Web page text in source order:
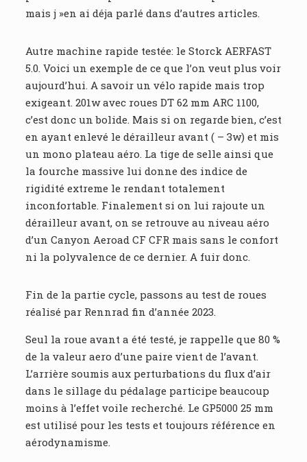
mais j »en ai déja parlé dans d’autres articles.
Autre machine rapide testée: le Storck AERFAST
5.0. Voici un exemple de ce que l’on veut plus voir
aujourd’hui. A savoir un vélo rapide mais trop
exigeant. 201w avec roues DT 62 mm ARC 1100,
c’est donc un bolide. Mais si on regarde bien, c’est
en ayant enlevé le dérailleur avant ( – 3w) et mis
un mono plateau aéro. La tige de selle ainsi que
la fourche massive lui donne des indice de
rigidité extreme le rendant totalement
inconfortable. Finalement si on lui rajoute un
dérailleur avant, on se retrouve au niveau aéro
d’un Canyon Aeroad CF CFR mais sans le confort
ni la polyvalence de ce dernier. A fuir donc.
Fin de la partie cycle, passons au test de roues
réalisé par Rennrad fin d’année 2023.
Seul la roue avant a été testé, je rappelle que 80 %
de la valeur aero d’une paire vient de l’avant.
L’arrière soumis aux perturbations du flux d’air
dans le sillage du pédalage participe beaucoup
moins à l’effet voile recherché. Le GP5000 25 mm
est utilisé pour les tests et toujours référence en
aérodynamisme.